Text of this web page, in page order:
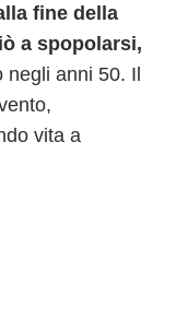
fine della
a spopolarsi,
negli anni 50. Il
vita a